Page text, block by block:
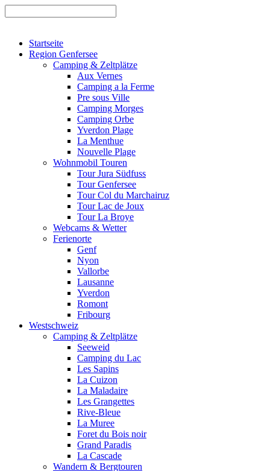
Startseite
Region Genfersee
Camping & Zeltplätze
Aux Vernes
Camping a la Ferme
Pre sous Ville
Camping Morges
Camping Orbe
Yverdon Plage
La Menthue
Nouvelle Plage
Wohnmobil Touren
Tour Jura Südfuss
Tour Genfersee
Tour Col du Marchairuz
Tour Lac de Joux
Tour La Broye
Webcams & Wetter
Ferienorte
Genf
Nyon
Vallorbe
Lausanne
Yverdon
Romont
Fribourg
Westschweiz
Camping & Zeltplätze
Seeweid
Camping du Lac
Les Sapins
La Cuizon
La Maladaire
Les Grangettes
Rive-Bleue
La Muree
Foret du Bois noir
Grand Paradis
La Cascade
Wandern & Bergtouren